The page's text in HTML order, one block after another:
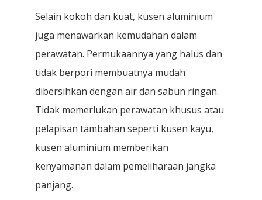
Selain kokoh dan kuat, kusen aluminium
juga menawarkan kemudahan dalam
perawatan. Permukaannya yang halus dan
tidak berpori membuatnya mudah
dibersihkan dengan air dan sabun ringan.
Tidak memerlukan perawatan khusus atau
pelapisan tambahan seperti kusen kayu,
kusen aluminium memberikan
kenyamanan dalam pemeliharaan jangka
panjang.